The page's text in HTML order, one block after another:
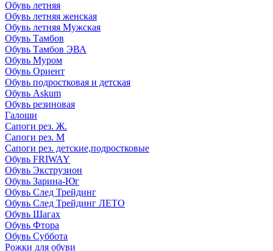
Обувь летняя
Обувь летняя женская
Обувь летняя Мужская
Обувь Тамбов
Обувь Тамбов ЭВА
Обувь Муром
Обувь Ориент
Обувь подростковая и детская
Обувь Askum
Обувь резиновая
Галоши
Сапоги рез. Ж.
Сапоги рез. М
Сапоги рез. детские,подростковые
Обувь FRIWAY
Обувь Экструзион
Обувь Зарина-Юг
Обувь След Трейдинг
Обувь След Трейдинг ЛЕТО
Обувь Шагах
Обувь Фтора
Обувь Суббота
Рожки для обуви